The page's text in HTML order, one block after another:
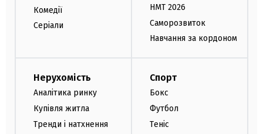
Комедії
Серіали
НМТ 2026
Саморозвиток
Навчання за кордоном
Нерухомість
Аналітика ринку
Купівля житла
Тренди і натхнення
Спорт
Бокс
Футбол
Теніс